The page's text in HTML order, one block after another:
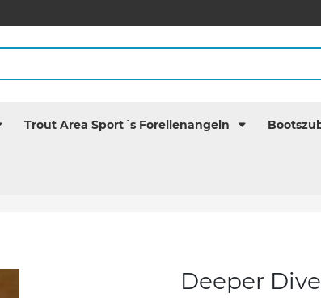
Trout Area Sport´s Forellenangeln
Deeper